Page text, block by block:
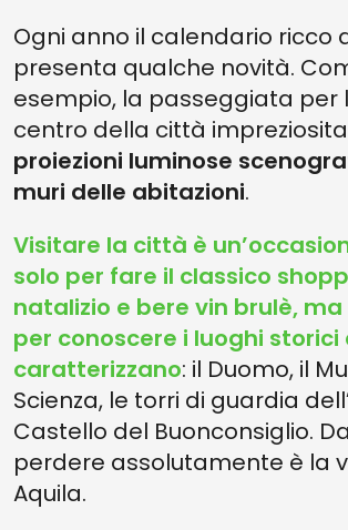
Ogni anno il calendario ricco
presenta qualche novità.
esempio, la passeggiata per
centro della città
proiezioni luminose
muri delle abitazioni.
Visitare la città è
solo per fare il classico
natalizio e bere vin brulè,
per conoscere i luoghi storici
caratterizzano: il Duomo, il
Scienza, le torri di guardia
Castello del Buonconsiglio.
perdere assolutamente è la
Aquila.